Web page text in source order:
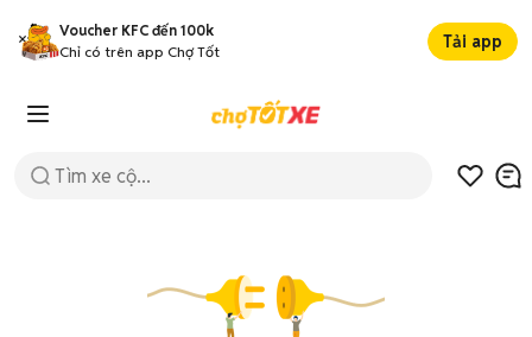
Voucher KFC đến 100k
Chỉ có trên app Chợ Tốt
Tải app